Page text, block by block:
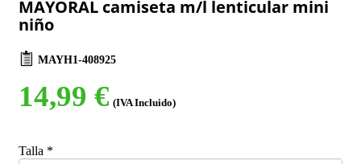
MAYORAL camiseta m/l lenticular mini
niño
MAYH1-408925
14,99 € (IVA Incluido)
Talla *